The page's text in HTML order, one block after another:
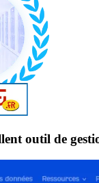
outil de